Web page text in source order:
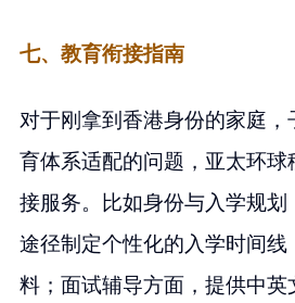
七、教育衔接指南
对于刚拿到香港身份的家庭，
育体系适配的问题，亚太环球
接服务。比如身份与入学规划
途径制定个性化的入学时间线
料；面试辅导方面，提供中英